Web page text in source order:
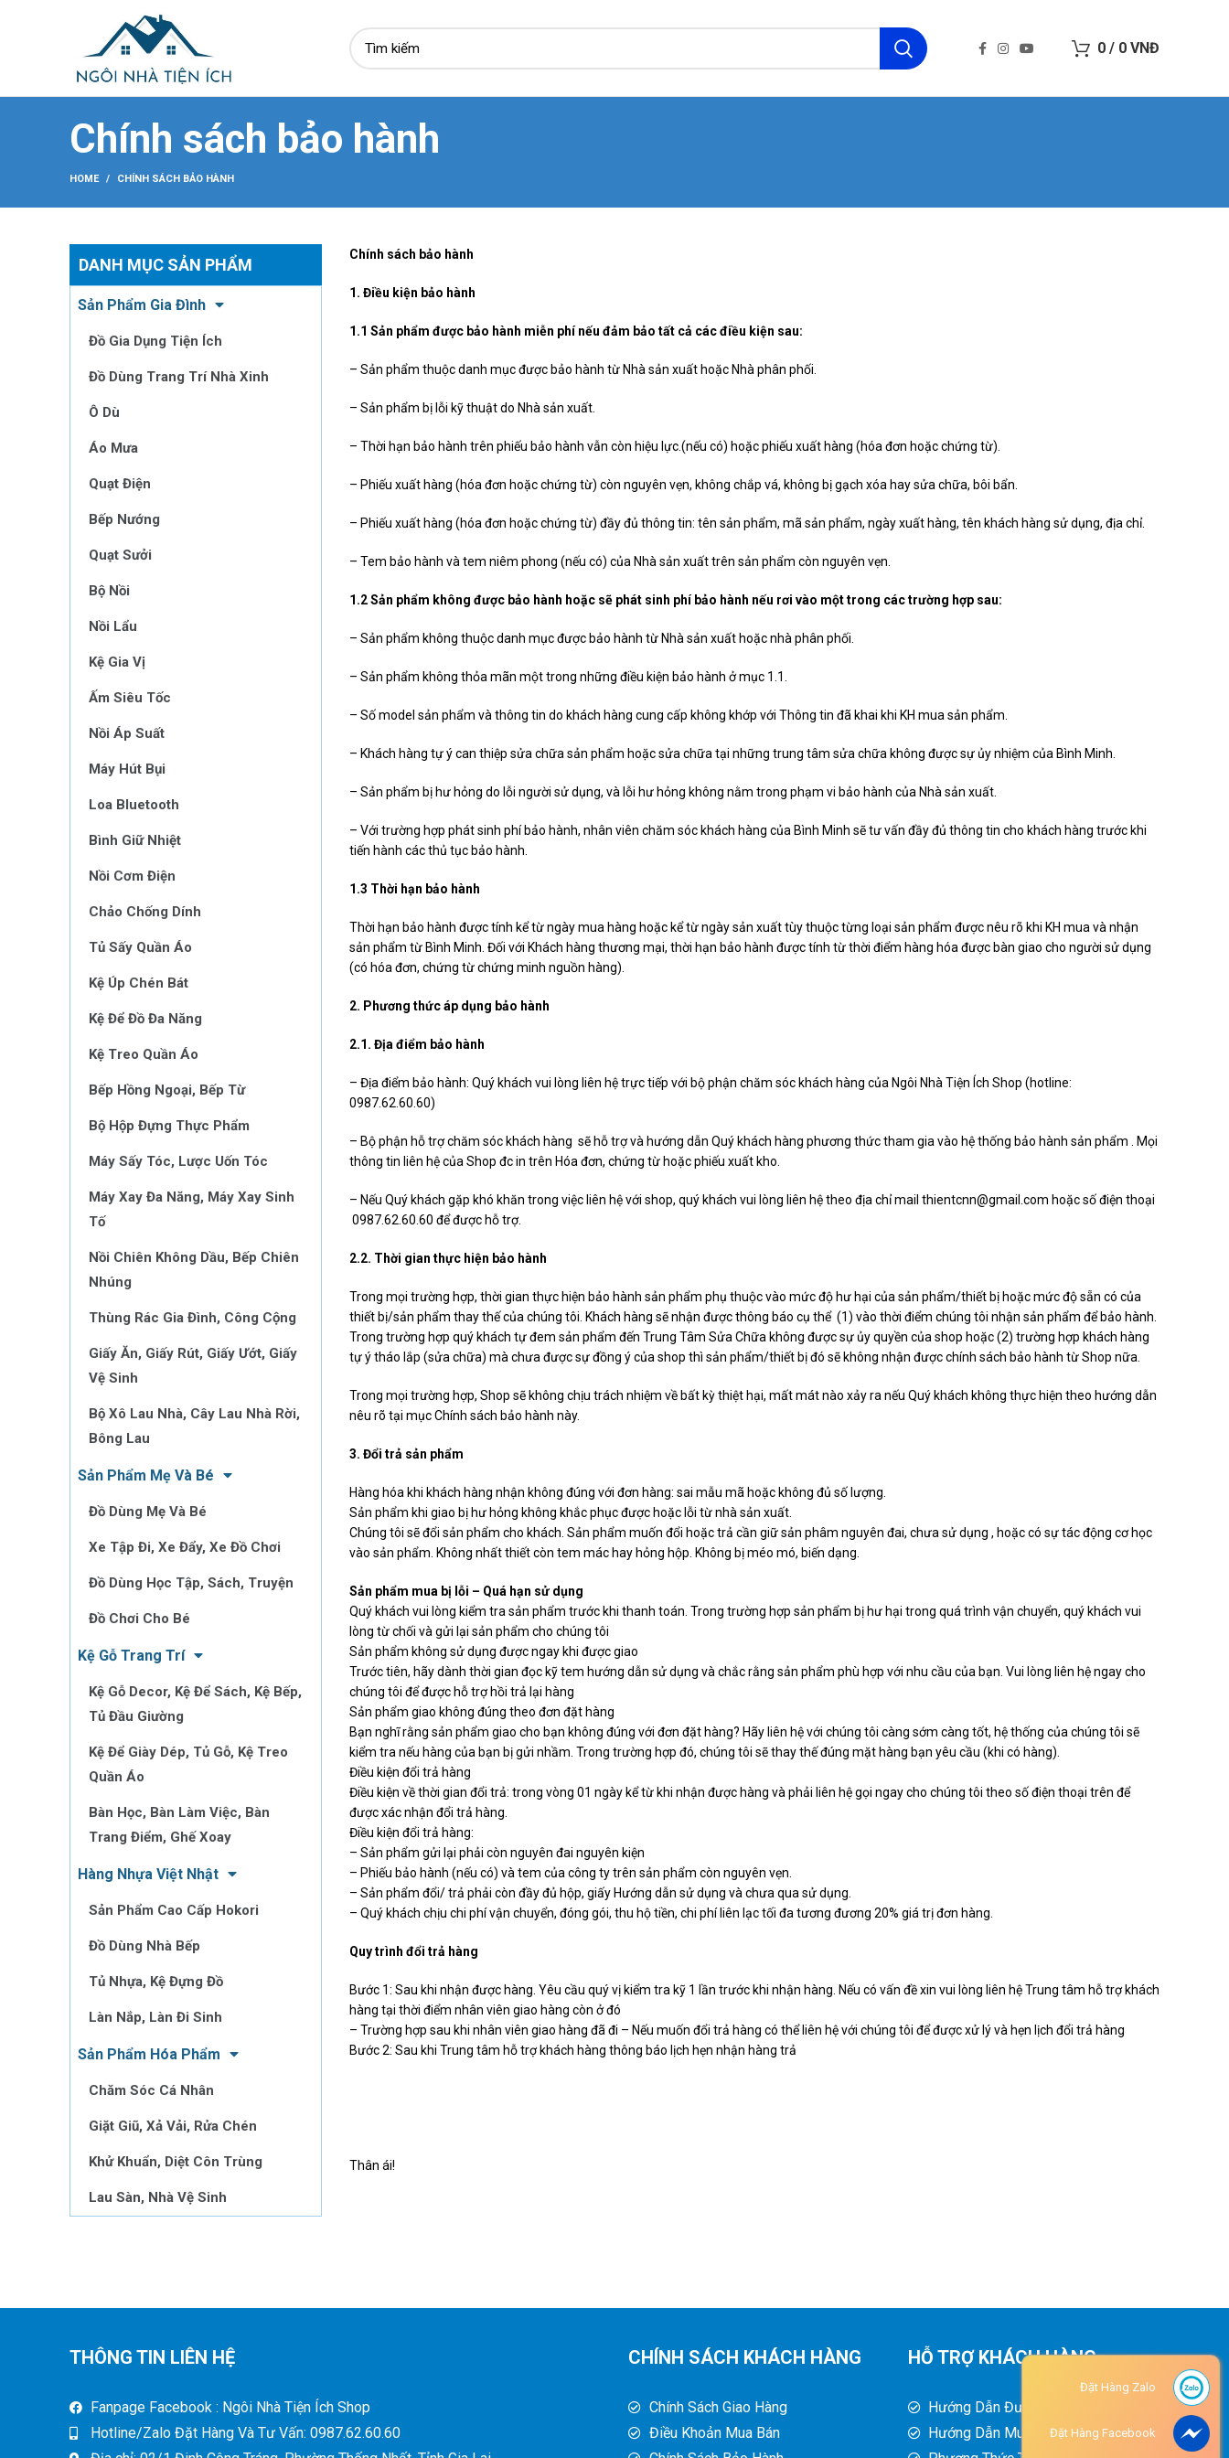
0 / 0 VNĐ
Chính sách bảo hành
HOME CHÍNH SÁCH BẢO HÀNH
Chính sách bảo hành
1. Điều kiện bảo hành
1.1 Sản phẩm được bảo hành miễn phí nếu đảm bảo tất cả các điều kiện sau:
– Sản phẩm thuộc danh mục được bảo hành từ Nhà sản xuất hoặc Nhà phân phối.
– Sản phẩm bị lỗi kỹ thuật do Nhà sản xuất.
– Thời hạn bảo hành trên phiếu bảo hành vẫn còn hiệu lực.(nếu có) hoặc phiếu xuất hàng (hóa đơn hoặc chứng từ).
– Phiếu xuất hàng (hóa đơn hoặc chứng từ) còn nguyên vẹn, không chắp vá, không bị gạch xóa hay sửa chữa, bôi bẩn.
– Phiếu xuất hàng (hóa đơn hoặc chứng từ) đầy đủ thông tin: tên sản phẩm, mã sản phẩm, ngày xuất hàng, tên khách hàng sử dụng, địa chỉ.
– Tem bảo hành và tem niêm phong (nếu có) của Nhà sản xuất trên sản phẩm còn nguyên vẹn.
1.2 Sản phẩm không được bảo hành hoặc sẽ phát sinh phí bảo hành nếu rơi vào một trong các trường hợp sau:
– Sản phẩm không thuộc danh mục được bảo hành từ Nhà sản xuất hoặc nhà phân phối.
– Sản phẩm không thỏa mãn một trong những điều kiện bảo hành ở mục 1.1.
– Số model sản phẩm và thông tin do khách hàng cung cấp không khớp với Thông tin đã khai khi KH mua sản phẩm.
– Khách hàng tự ý can thiệp sửa chữa sản phẩm hoặc sửa chữa tại những trung tâm sửa chữa không được sự ủy nhiệm của Bình Minh.
– Sản phẩm bị hư hỏng do lỗi người sử dụng, và lỗi hư hỏng không nằm trong phạm vi bảo hành của Nhà sản xuất.
– Với trường hợp phát sinh phí bảo hành, nhân viên chăm sóc khách hàng của Bình Minh sẽ tư vấn đầy đủ thông tin cho khách hàng trước khi
tiến hành các thủ tục bảo hành.
1.3 Thời hạn bảo hành
Thời hạn bảo hành được tính kể từ ngày mua hàng hoặc kể từ ngày sản xuất tùy thuộc từng loại sản phẩm được nêu rõ khi KH mua và nhận
sản phẩm từ Bình Minh. Đối với Khách hàng thương mại, thời hạn bảo hành được tính từ thời điểm hàng hóa được bàn giao cho người sử dụng
(có hóa đơn, chứng từ chứng minh nguồn hàng).
2. Phương thức áp dụng bảo hành
2.1. Địa điểm bảo hành
– Địa điểm bảo hành: Quý khách vui lòng liên hệ trực tiếp với bộ phận chăm sóc khách hàng của Ngôi Nhà Tiện Ích Shop (hotline:
0987.62.60.60)
– Bộ phận hỗ trợ chăm sóc khách hàng sẽ hỗ trợ và hướng dẫn Quý khách hàng phương thức tham gia vào hệ thống bảo hành sản phẩm . Mọi
thông tin liên hệ của Shop đc in trên Hóa đơn, chứng từ hoặc phiếu xuất kho.
– Nếu Quý khách gặp khó khăn trong việc liên hệ với shop, quý khách vui lòng liên hệ theo địa chỉ mail thientcnn@gmail.com hoặc số điện thoại
0987.62.60.60 để được hỗ trợ.
2.2. Thời gian thực hiện bảo hành
Trong mọi trường hợp, thời gian thực hiện bảo hành sản phẩm phụ thuộc vào mức độ hư hại của sản phẩm/thiết bị hoặc mức độ sẵn có của
thiết bị/sản phẩm thay thế của chúng tôi. Khách hàng sẽ nhận được thông báo cụ thể (1) vào thời điểm chúng tôi nhận sản phẩm để bảo hành.
Trong trường hợp quý khách tự đem sản phẩm đến Trung Tâm Sửa Chữa không được sự ủy quyền của shop hoặc (2) trường hợp khách hàng
tự ý tháo lắp (sửa chữa) mà chưa được sự đồng ý của shop thì sản phẩm/thiết bị đó sẽ không nhận được chính sách bảo hành từ Shop nữa.
Trong mọi trường hợp, Shop sẽ không chịu trách nhiệm về bất kỳ thiệt hại, mất mát nào xảy ra nếu Quý khách không thực hiện theo hướng dẫn
nêu rõ tại mục Chính sách bảo hành này.
3. Đổi trả sản phẩm
Hàng hóa khi khách hàng nhận không đúng với đơn hàng: sai mẫu mã hoặc không đủ số lượng.
Sản phẩm khi giao bị hư hỏng không khắc phục được hoặc lỗi từ nhà sản xuất.
Chúng tôi sẽ đổi sản phẩm cho khách. Sản phẩm muốn đổi hoặc trả cần giữ sản phâm nguyên đai, chưa sử dụng , hoặc có sự tác động cơ học
vào sản phẩm. Không nhất thiết còn tem mác hay hỏng hộp. Không bị méo mó, biến dạng.
Sản phẩm mua bị lỗi – Quá hạn sử dụng
Quý khách vui lòng kiểm tra sản phẩm trước khi thanh toán. Trong trường hợp sản phẩm bị hư hại trong quá trình vận chuyển, quý khách vui
lòng từ chối và gửi lại sản phẩm cho chúng tôi
Sản phẩm không sử dụng được ngay khi được giao
Trước tiên, hãy dành thời gian đọc kỹ tem hướng dẫn sử dụng và chắc rằng sản phẩm phù hợp với nhu cầu của bạn. Vui lòng liên hệ ngay cho
chúng tôi để được hỗ trợ hồi trả lại hàng
Sản phẩm giao không đúng theo đơn đặt hàng
Bạn nghĩ rằng sản phẩm giao cho bạn không đúng với đơn đặt hàng? Hãy liên hệ với chúng tôi càng sớm càng tốt, hệ thống của chúng tôi sẽ
kiểm tra nếu hàng của bạn bị gửi nhầm. Trong trường hợp đó, chúng tôi sẽ thay thế đúng mặt hàng bạn yêu cầu (khi có hàng).
Điều kiện đổi trả hàng
Điều kiện về thời gian đổi trả: trong vòng 01 ngày kể từ khi nhận được hàng và phải liên hệ gọi ngay cho chúng tôi theo số điện thoại trên để
được xác nhận đổi trả hàng.
Điều kiện đổi trả hàng:
– Sản phẩm gửi lại phải còn nguyên đai nguyên kiện
– Phiếu bảo hành (nếu có) và tem của công ty trên sản phẩm còn nguyên vẹn.
– Sản phẩm đổi/ trả phải còn đầy đủ hộp, giấy Hướng dẫn sử dụng và chưa qua sử dụng.
– Quý khách chịu chi phí vận chuyển, đóng gói, thu hộ tiền, chi phí liên lạc tối đa tương đương 20% giá trị đơn hàng.
Quy trình đổi trả hàng
Bước 1: Sau khi nhận được hàng. Yêu cầu quý vị kiểm tra kỹ 1 lần trước khi nhận hàng. Nếu có vấn đề xin vui lòng liên hệ Trung tâm hỗ trợ khách
hàng tại thời điểm nhân viên giao hàng còn ở đó
– Trường hợp sau khi nhân viên giao hàng đã đi – Nếu muốn đổi trả hàng có thể liên hệ với chúng tôi để được xử lý và hẹn lịch đổi trả hàng
Bước 2: Sau khi Trung tâm hỗ trợ khách hàng thông báo lịch hẹn nhận hàng trả
Thân ái!
DANH MỤC SẢN PHẨM
Sản Phẩm Gia Đình
Đồ Gia Dụng Tiện Ích
Đồ Dùng Trang Trí Nhà Xinh
Ô Dù
Áo Mưa
Quạt Điện
Bếp Nướng
Quạt Sưởi
Bộ Nồi
Nồi Lẩu
Kệ Gia Vị
Ấm Siêu Tốc
Nồi Áp Suất
Máy Hút Bụi
Loa Bluetooth
Bình Giữ Nhiệt
Nồi Cơm Điện
Chảo Chống Dính
Tủ Sấy Quần Áo
Kệ Úp Chén Bát
Kệ Để Đồ Đa Năng
Kệ Treo Quần Áo
Bếp Hồng Ngoại, Bếp Từ
Bộ Hộp Đựng Thực Phẩm
Máy Sấy Tóc, Lược Uốn Tóc
Máy Xay Đa Năng, Máy Xay Sinh
Tố
Nồi Chiên Không Dầu, Bếp Chiên
Nhúng
Thùng Rác Gia Đình, Công Cộng
Giấy Ăn, Giấy Rút, Giấy Ướt, Giấy
Vệ Sinh
Bộ Xô Lau Nhà, Cây Lau Nhà Rời,
Bông Lau
Sản Phẩm Mẹ Và Bé
Đồ Dùng Mẹ Và Bé
Xe Tập Đi, Xe Đẩy, Xe Đồ Chơi
Đồ Dùng Học Tập, Sách, Truyện
Đồ Chơi Cho Bé
Kệ Gỗ Trang Trí
Kệ Gỗ Decor, Kệ Để Sách, Kệ Bếp,
Tủ Đầu Giường
Kệ Để Giày Dép, Tủ Gỗ, Kệ Treo
Quần Áo
Bàn Học, Bàn Làm Việc, Bàn
Trang Điểm, Ghế Xoay
Hàng Nhựa Việt Nhật
Sản Phẩm Cao Cấp Hokori
Đồ Dùng Nhà Bếp
Tủ Nhựa, Kệ Đựng Đồ
Làn Nắp, Làn Đi Sinh
Sản Phẩm Hóa Phẩm
Chăm Sóc Cá Nhân
Giặt Giũ, Xả Vải, Rửa Chén
Khử Khuẩn, Diệt Côn Trùng
Lau Sàn, Nhà Vệ Sinh
THÔNG TIN LIÊN HỆ
Fanpage Facebook : Ngôi Nhà Tiện Ích Shop
Hotline/Zalo Đặt Hàng Và Tư Vấn: 0987.62.60.60
CHÍNH SÁCH KHÁCH HÀNG
Chính Sách Giao Hàng
Điều Khoản Mua Bán
HỖ TRỢ KHÁCH HÀNG
Hướng Dẫn Đường Đi
Hướng Dẫn Mua Hàng
Đặt Hàng Zalo
Đặt Hàng Facebook